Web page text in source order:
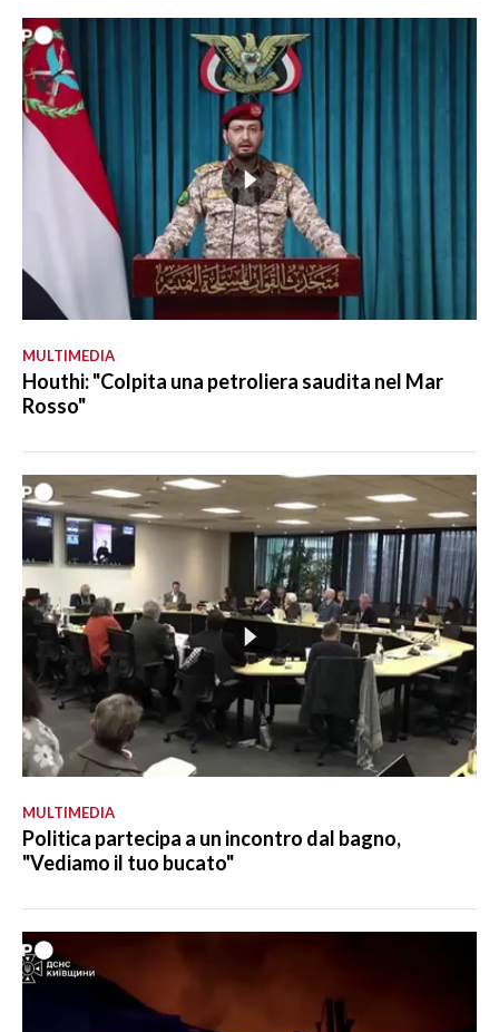
MULTIMEDIA
Houthi: "Colpita una petroliera saudita nel Mar
Rosso"
MULTIMEDIA
Politica partecipa a un incontro dal bagno,
"Vediamo il tuo bucato"